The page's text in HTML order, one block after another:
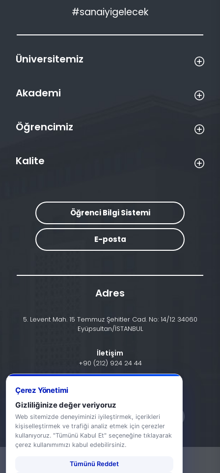
#sanaiyigelecek
Üniversitemiz
Akademi
Öğrencimiz
Kalite
Öğrenci Bilgi Sistemi
E-posta
Adres
5. Levent Mah. 15 Temmuz Şehitler Cad. No: 14/12 34060
Eyüpsultan/İSTANBUL
İletişim
+90 (212) 924 24 44
KVKK Bildirimi-Gizlilik Bildirimi
Çerez Yönetimi
Gizliliğinize değer veriyoruz
Web sitemizde deneyiminizi iyileştirmek, içerikleri
kişiselleştirmek ve trafiği analiz etmek için çerezler
kullanıyoruz. "Tümünü Kabul Et" seçeneğine tıklayarak
çerez kullanımımızı kabul edebilirsiniz.
Tümünü Reddet